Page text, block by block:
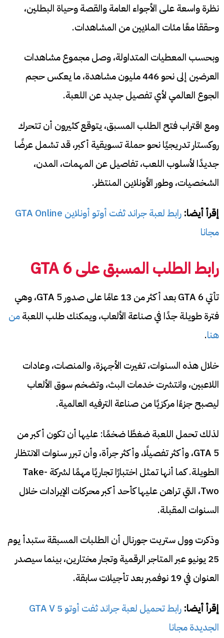
نظرة واسعة على الأجواء العامة والقصة وحياة البطلين،
وحققا معًا مئات الملايين من المشاهدات.
وبحسب المعطيات المتداولة، وصل مجموع مشاهدات
العرضين إلى نحو 446 مليون مشاهدة، ما يعكس حجم
الجوع العالمي لأي تفصيل جديد عن اللعبة.
ومع اقتراب فتح الطلب المسبق، يتوقع كثيرون أن تتحرك
روكستار تدريجيًا نحو حملة تسويقية أكبر، قد تشمل عرضًا
جديدًا لأسلوب اللعب، تفاصيل عن المهمات، المدن،
الشخصيات، وطور الأونلاين المنتظر.
إقرأ أيضا:
رابط لعبة جراند ثفت أوتو أونلاين GTA Online
مجانا
رابط الطلب المسبق على GTA 6
تأتي GTA 6 بعد أكثر من 13 عامًا على صدور GTA 5، وهي
فترة طويلة جدًا في صناعة الألعاب، ويمكنك طلب اللعبةمن
هنا.
خلال هذه السنوات، تغيرت الأجهزة، والمنصات، وعادات
اللاعبين، وانتشرت خدمات البث، وتضخم سوق الألعاب
ليصبح جزءًا مركزيًا من صناعة الترفيه العالمية.
لذلك تحمل اللعبة ضغطًا ضخمًا: عليها أن تكون أكبر من
GTA 5، وأكثر تفصيلًا، وأكثر جرأة، وأن تبرر سنوات الانتظار
الطويلة. كما أنها تمثل اختبارًا تجاريًا مهمًا لشركة Take-
Two، التي تراهن عليها كأحد أكبر محركات الإيرادات خلال
السنوات المقبلة.
وذكرت وول ستريت جورنال أن الطلبات المسبقة ستبدأ يوم
25 يونيو عبر المتاجر الرقمية وتجار مختارين، بينما سيصدر
العنوان في 19 نوفمبر بعد تأجيلات سابقة.
إقرأ أيضا:
رابط تحميل لعبة جراند ثفت أوتو 5 GTA V
الجديدة مجانا